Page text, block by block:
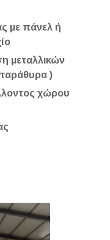
με πάνελ ή
μεταλλικών
)
χώρου